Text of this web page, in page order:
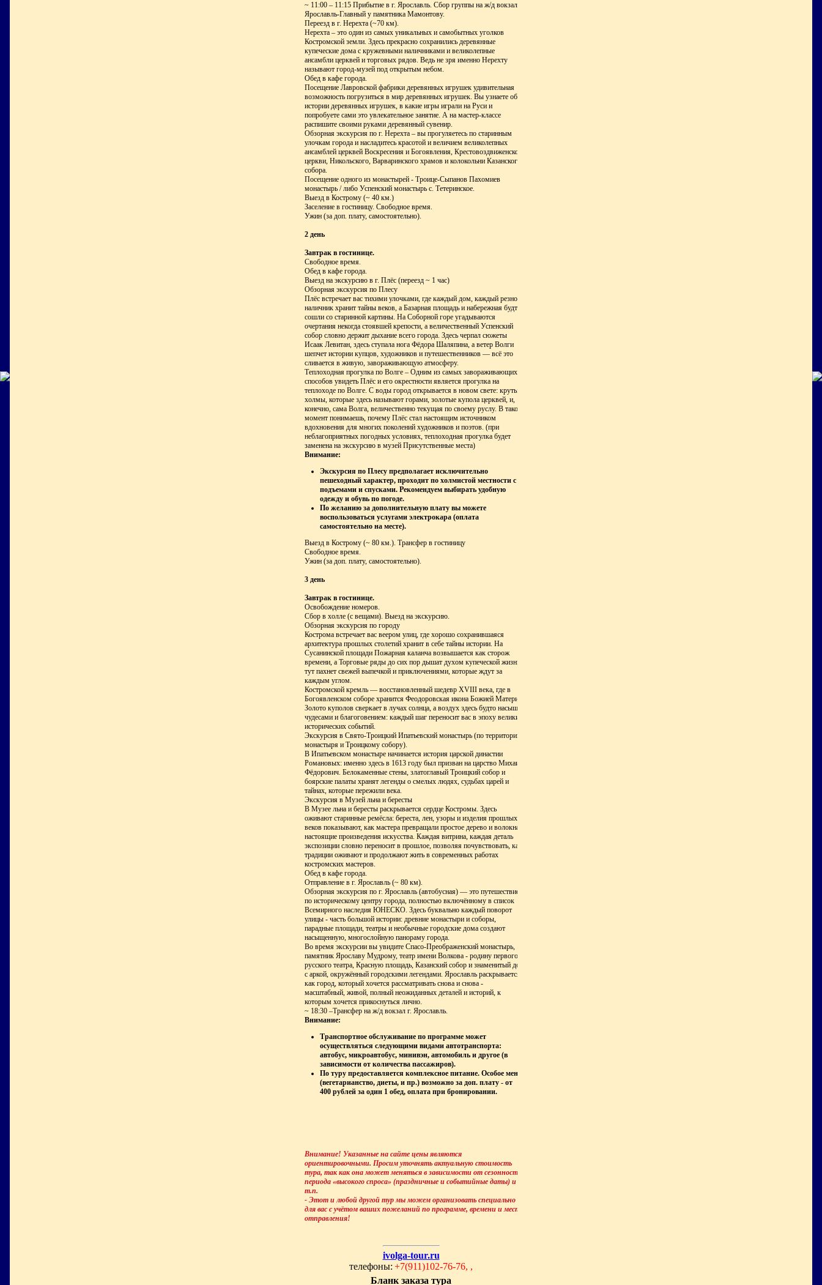
~ 11:00 – 11:15 Прибытие в г. Ярославль. Сбор группы на ж/д вокзале
Ярославль-Главный у памятника Мамонтову.
Переезд в г. Нерехта (~70 км).
Нерехта – это один из самых уникальных и самобытных уголков
Костромской земли. Здесь прекрасно сохранились деревянные
купеческие дома с кружевными наличниками и великолепные
ансамбли церквей и торговых рядов. Ведь не зря именно Нерехту
называют город-музей под открытым небом.
Обед в кафе города.
Посещение Лавровской фабрики деревянных игрушек удивительная
возможность погрузиться в мир деревянных игрушек. Вы узнаете об
истории деревянных игрушек, в какие игры играли на Руси и
попробуете сами это увлекательное занятие. А на мастер-классе
распишите своими руками деревянный сувенир.
Обзорная экскурсия по г. Нерехта – вы прогуляетесь по старинным
улочкам города и насладитесь красотой и величием великолепных
ансамблей церквей Воскресения и Богоявления, Крестовоздвиженской
церкви, Никольского, Варваринского храмов и колокольни Казанского
собора.
Посещение одного из монастырей - Троице-Сыпанов Пахомиев
монастырь / либо Успенский монастырь с. Тетеринское.
Выезд в Кострому (~ 40 км.)
Заселение в гостиницу. Свободное время.
Ужин (за доп. плату, самостоятельно).
2 день
Завтрак в гостинице.
Свободное время.
Обед в кафе города.
Выезд на экскурсию в г. Плёс (переезд ~ 1 час)
Обзорная экскурсия по Плесу
Плёс встречает вас тихими улочками, где каждый дом, каждый резной
наличник хранит тайны веков, а Базарная площадь и набережная будто
сошли со старинной картины. На Соборной горе угадываются
очертания некогда стоявшей крепости, а величественный Успенский
собор словно держит дыхание всего города. Здесь черпал сюжеты
Исаак Левитан, здесь ступала нога Фёдора Шаляпина, а ветер Волги
шепчет истории купцов, художников и путешественников — всё это
сливается в живую, завораживающую атмосферу.
Теплоходная прогулка по Волге – Одним из самых завораживающих
способов увидеть Плёс и его окрестности является прогулка на
теплоходе по Волге. С воды город открывается в новом свете: крутые
холмы, которые здесь называют горами, золотые купола церквей, и,
конечно, сама Волга, величественно текущая по своему руслу. В такой
момент понимаешь, почему Плёс стал настоящим источником
вдохновения для многих поколений художников и поэтов. (при
неблагоприятных погодных условиях, теплоходная прогулка будет
заменена на экскурсию в музей Присутственные места)
Внимание:
Экскурсия по Плесу предполагает исключительно
пешеходный характер, проходит по холмистой местности с
подъемами и спусками. Рекомендуем выбирать удобную
одежду и обувь по погоде.
По желанию за дополнительную плату вы можете
воспользоваться услугами электрокара (оплата
самостоятельно на месте).
Выезд в Кострому (~ 80 км.). Трансфер в гостиницу
Свободное время.
Ужин (за доп. плату, самостоятельно).
3 день
Завтрак в гостинице.
Освобождение номеров.
Сбор в холле (с вещами). Выезд на экскурсию.
Обзорная экскурсия по городу
Кострома встречает вас веером улиц, где хорошо сохранившаяся
архитектура прошлых столетий хранит в себе тайны истории. На
Сусанинской площади Пожарная каланча возвышается как сторож
времени, а Торговые ряды до сих пор дышат духом купеческой жизни -
тут пахнет свежей выпечкой и приключениями, которые ждут за
каждым углом.
Костромской кремль — восстановленный шедевр XVIII века, где в
Богоявленском соборе хранится Феодоровская икона Божией Матери.
Золото куполов сверкает в лучах солнца, а воздух здесь будто насыщен
чудесами и благоговением: каждый шаг переносит вас в эпоху великих
исторических событий.
Экскурсия в Свято-Троицкий Ипатьевский монастырь (по территории
монастыря и Троицкому собору).
В Ипатьевском монастыре начинается история царской династии
Романовых: именно здесь в 1613 году был призван на царство Михаил
Фёдорович. Белокаменные стены, златоглавый Троицкий собор и
боярские палаты хранят легенды о смелых людях, судьбах царей и
тайнах, которые пережили века.
Экскурсия в Музей льна и бересты
В Музее льна и бересты раскрывается сердце Костромы. Здесь
оживают старинные ремёсла: береста, лен, узоры и изделия прошлых
веков показывают, как мастера превращали простое дерево и волокна в
настоящие произведения искусства. Каждая витрина, каждая деталь
экспозиции словно переносит в прошлое, позволяя почувствовать, как
традиции оживают и продолжают жить в современных работах
костромских мастеров.
Обед в кафе города.
Отправление в г. Ярославль (~ 80 км).
Обзорная экскурсия по г. Ярославль (автобусная) — это путешествие
по историческому центру города, полностью включённому в список
Всемирного наследия ЮНЕСКО. Здесь буквально каждый поворот
улицы - часть большой истории: древние монастыри и соборы,
парадные площади, театры и необычные городские дома создают
насыщенную, многослойную панораму города.
Во время экскурсии вы увидите Спасо-Преображенский монастырь,
памятник Ярославу Мудрому, театр имени Волкова - родину первого
русского театра, Красную площадь, Казанский собор и знаменитый дом
с аркой, окружённый городскими легендами. Ярославль раскрывается
как город, который хочется рассматривать снова и снова -
масштабный, живой, полный неожиданных деталей и историй, к
которым хочется прикоснуться лично.
~ 18:30 –Трансфер на ж/д вокзал г. Ярославль.
Внимание:
Транспортное обслуживание по программе может
осуществляться следующими видами автотранспорта:
автобус, микроавтобус, минивэн, автомобиль и другое (в
зависимости от количества пассажиров).
По туру предоставляется комплексное питание. Особое меню
(вегетарианство, диеты, и пр.) возможно за доп. плату - от
400 рублей за один 1 обед, оплата при бронировании.
Внимание! Указанные на сайте цены являются
ориентировочными. Просим уточнять актуальную стоимость
тура, так как она может меняться в зависимости от сезонности,
периода «высокого спроса» (праздничные и событийные даты) и
т.п.
- Этот и любой другой тур мы можем организовать специально
для вас с учётом ваших пожеланий по программе, времени и месту
отправления!
ivolga-tour.ru
телефоны: +7(911)102-76-76, ,
Бланк заказа тура